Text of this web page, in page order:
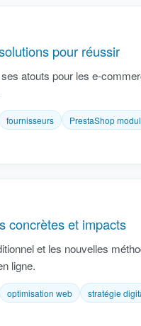
pour réussir
atouts pour les e-
fournisseurs PrestaShop
concrètes et impacts
et les nouvelles
ligne.
optimisation web stratégie